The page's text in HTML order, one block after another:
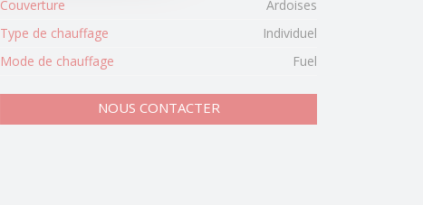
Couverture
Ardoises
Type de chauffage
Individuel
Mode de chauffage
Fuel
NOUS CONTACTER